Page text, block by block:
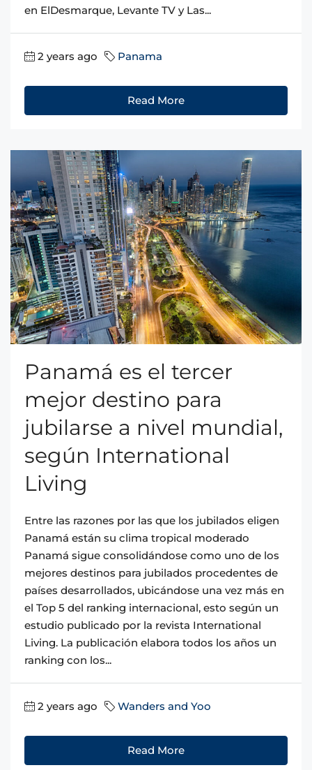
en ElDesmarque, Levante TV y Las...
2 years ago Panama
Read More
Panamá es el tercer
mejor destino para
jubilarse a nivel mundial,
según International
Living
Entre las razones por las que los jubilados eligen
Panamá están su clima tropical moderado
Panamá sigue consolidándose como uno de los
mejores destinos para jubilados procedentes de
países desarrollados, ubicándose una vez más en
el Top 5 del ranking internacional, esto según un
estudio publicado por la revista International
Living. La publicación elabora todos los años un
ranking con los...
2 years ago Wanders and Yoo
Read More